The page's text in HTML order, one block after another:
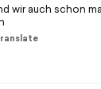
wir auch schon